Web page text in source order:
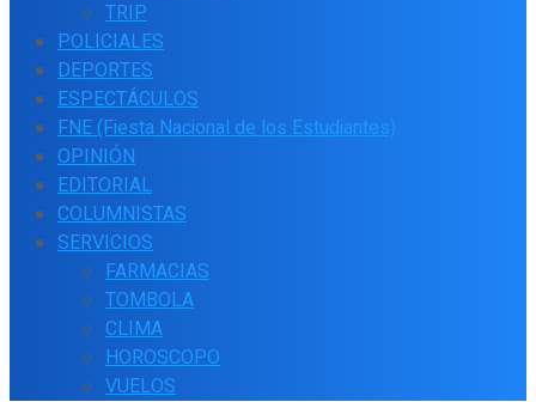
TRIP
POLICIALES
DEPORTES
ESPECTÁCULOS
FNE (Fiesta Nacional de los Estudiantes)
OPINIÓN
EDITORIAL
COLUMNISTAS
SERVICIOS
FARMACIAS
TOMBOLA
CLIMA
HOROSCOPO
VUELOS